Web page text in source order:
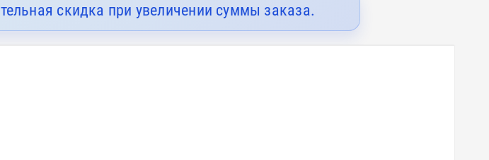
скидка при увеличении суммы заказа.